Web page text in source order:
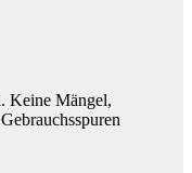
Keine Mängel,